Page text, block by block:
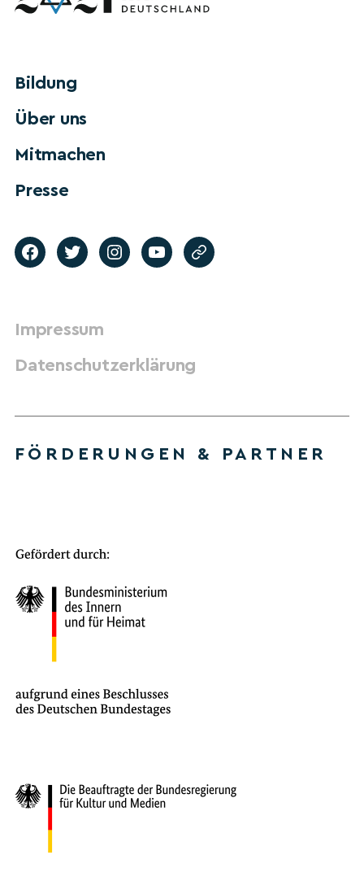
Bildung
Über uns
Mitmachen
Presse
Impressum
Datenschutzerklärung
FÖRDERUNGEN & PARTNER